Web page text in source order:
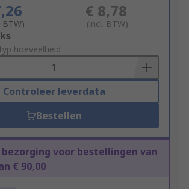
BTW)
€ 8,78
(incl. BTW)
hoeveelheid
Controleer leverdata
Bestellen
bezorging voor bestellingen van
€ 90,00